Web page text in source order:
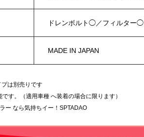
ドレンボルト◯／フィルター◯
MADE IN JAPAN
プは別売りです
す。（適用車種 へ装着の場合に限ります）
ー なら気持ちイー！SPTADAO